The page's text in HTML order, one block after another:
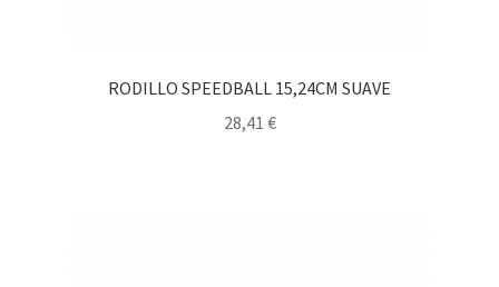
RODILLO SPEEDBALL 15,24CM SUAVE
28,41 €